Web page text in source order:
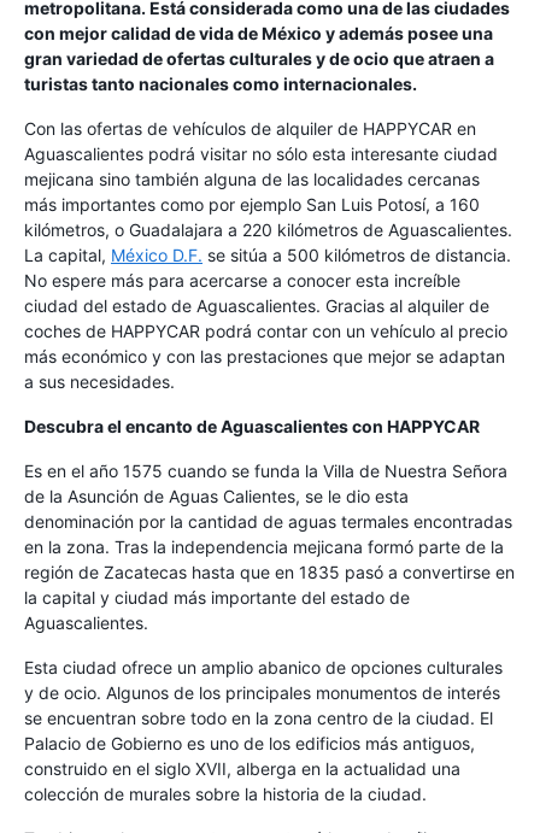
metropolitana. Está considerada como una de las ciudades
con mejor calidad de vida de México y además posee una
gran variedad de ofertas culturales y de ocio que atraen a
turistas tanto nacionales como internacionales.
Con las ofertas de vehículos de alquiler de HAPPYCAR en
Aguascalientes podrá visitar no sólo esta interesante ciudad
mejicana sino también alguna de las localidades cercanas
más importantes como por ejemplo San Luis Potosí, a 160
kilómetros, o Guadalajara a 220 kilómetros de Aguascalientes.
La capital, México D.F. se sitúa a 500 kilómetros de distancia.
No espere más para acercarse a conocer esta increíble
ciudad del estado de Aguascalientes. Gracias al alquiler de
coches de HAPPYCAR podrá contar con un vehículo al precio
más económico y con las prestaciones que mejor se adaptan
a sus necesidades.
Descubra el encanto de Aguascalientes con HAPPYCAR
Es en el año 1575 cuando se funda la Villa de Nuestra Señora
de la Asunción de Aguas Calientes, se le dio esta
denominación por la cantidad de aguas termales encontradas
en la zona. Tras la independencia mejicana formó parte de la
región de Zacatecas hasta que en 1835 pasó a convertirse en
la capital y ciudad más importante del estado de
Aguascalientes.
Esta ciudad ofrece un amplio abanico de opciones culturales
y de ocio. Algunos de los principales monumentos de interés
se encuentran sobre todo en la zona centro de la ciudad. El
Palacio de Gobierno es uno de los edificios más antiguos,
construido en el siglo XVII, alberga en la actualidad una
colección de murales sobre la historia de la ciudad.